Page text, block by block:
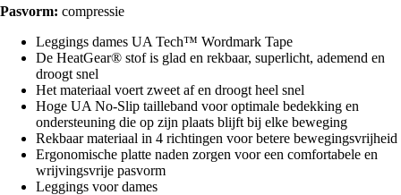
Pasvorm: compressie
Leggings dames UA Tech™ Wordmark Tape
De HeatGear® stof is glad en rekbaar, superlicht, ademend en
droogt snel
Het materiaal voert zweet af en droogt heel snel
Hoge UA No-Slip tailleband voor optimale bedekking en
ondersteuning die op zijn plaats blijft bij elke beweging
Rekbaar materiaal in 4 richtingen voor betere bewegingsvrijheid
Ergonomische platte naden zorgen voor een comfortabele en
wrijvingsvrije pasvorm
Leggings voor dames